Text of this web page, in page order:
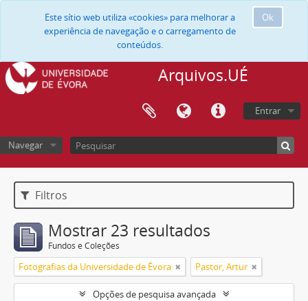
Ok
Este sítio web utiliza «cookies» para melhorar a
experiência de navegação e o carregamento de
conteúdos.
Arquivos.UÉ
Entrar
Navegar
Filtros
Mostrar 23 resultados
Fundos e Coleções
Fotografias da Universidade de Évora Pastor, Artur
Opções de pesquisa avançada